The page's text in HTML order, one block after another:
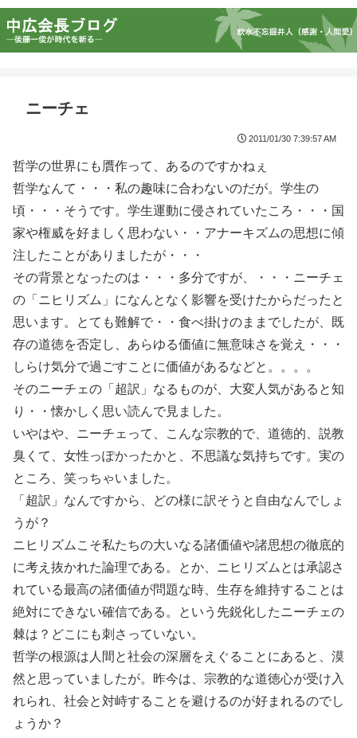
ニーチェ
2011/01/30 7:39:57 AM
哲学の世界にも贋作って、あるのですかねぇ
哲学なんて・・・私の趣味に合わないのだが。学生の
頃・・・そうです。学生運動に侵されていたころ・・・国
家や権威を好ましく思わない・・アナーキズムの思想に傾
注したことがありましたが・・・
その背景となったのは・・・多分ですが、・・・ニーチェ
の「ニヒリズム」になんとなく影響を受けたからだったと
思います。とても難解で・・食べ掛けのままでしたが、既
存の道徳を否定し、あらゆる価値に無意味さを覚え・・・
しらけ気分で過ごすことに価値があるなどと。。。。
そのニーチェの「超訳」なるものが、大変人気があると知
り・・懐かしく思い読んで見ました。
いやはや、ニーチェって、こんな宗教的で、道徳的、説教
臭くて、女性っぽかったかと、不思議な気持ちです。実の
ところ、笑っちゃいました。
「超訳」なんですから、どの様に訳そうと自由なんでしょ
うが？
ニヒリズムこそ私たちの大いなる諸価値や諸思想の徹底的
に考え抜かれた論理である。とか、ニヒリズムとは承認さ
れている最高の諸価値が問題な時、生存を維持することは
絶対にできない確信である。という先鋭化したニーチェの
棘は？どこにも刺さっていない。
哲学の根源は人間と社会の深層をえぐることにあると、漠
然と思っていましたが。昨今は、宗教的な道徳心が受け入
れられ、社会と対峙することを避けるのが好まれるのでし
ょうか？